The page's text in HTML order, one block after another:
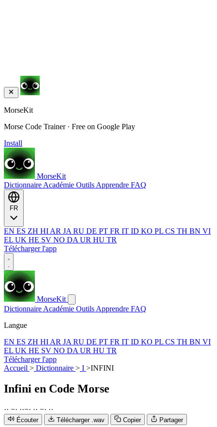
MorseKit
Morse Code Trainer · Free on Google Play
Install
MorseKit
Dictionnaire Académie Outils Apprendre FAQ
EN ES ZH HI AR JA RU DE PT FR IT ID KO PL CS TH BN VI
EL UK HE SV NO DA UR HU TR
Télécharger l'app
MorseKit
Dictionnaire Académie Outils Apprendre FAQ
Langue
EN ES ZH HI AR JA RU DE PT FR IT ID KO PL CS TH BN VI
EL UK HE SV NO DA UR HU TR
Télécharger l'app
Accueil > Dictionnaire > I >INFINI
Infini en Code Morse
·· −· ··−· ·· −· ··
Écouter Télécharger .wav Copier Partager